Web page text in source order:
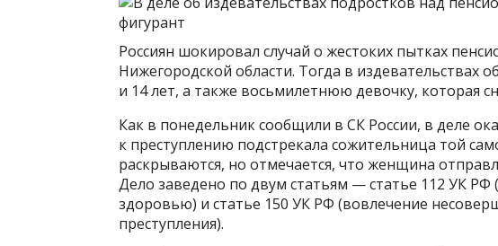
Россиян шокировал случай о жестоких пытках
Нижегородской области. Тогда в издевательствах
и 14 лет, а также восьмилетнюю девочку, которая
Как в понедельник сообщили в СК России, в деле
к преступлению подстрекала сожительница той
раскрываются, но отмечается, что женщина
Дело заведено по двум статьям — статье 112 УК РФ
здоровью) и статье 150 УК РФ (вовлечение
преступления).